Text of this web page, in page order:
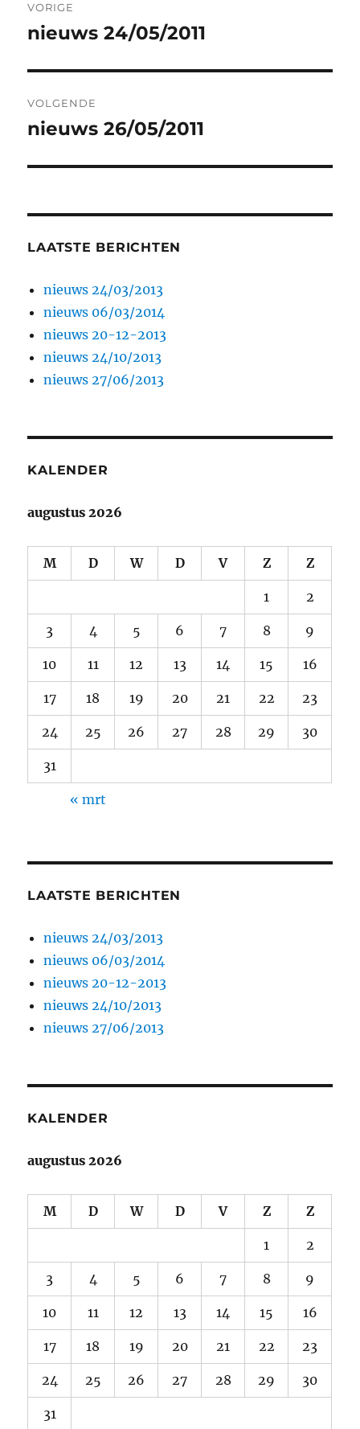
navigatie
VORIGE
Vorig
nieuws 24/05/2011
VOLGENDE
Volgend
nieuws 26/05/2011
LAATSTE BERICHTEN
nieuws 24/03/2013
nieuws 06/03/2014
nieuws 20-12-2013
nieuws 24/10/2013
nieuws 27/06/2013
KALENDER
augustus 2026
M D W D V Z Z
1 2
3 4 5 6 7 8 9
10 11 12 13 14 15 16
17 18 19 20 21 22 23
24 25 26 27 28 29 30
31
« mrt
LAATSTE BERICHTEN
nieuws 24/03/2013
nieuws 06/03/2014
nieuws 20-12-2013
nieuws 24/10/2013
nieuws 27/06/2013
KALENDER
augustus 2026
M D W D V Z Z
1 2
3 4 5 6 7 8 9
10 11 12 13 14 15 16
17 18 19 20 21 22 23
24 25 26 27 28 29 30
31